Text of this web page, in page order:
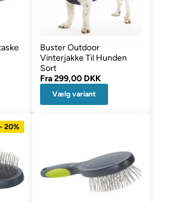
Buster Outdoor
Vinterjakke Til Hunden
Sort
Fra299,00 DKK
Vælg variant
- 20%